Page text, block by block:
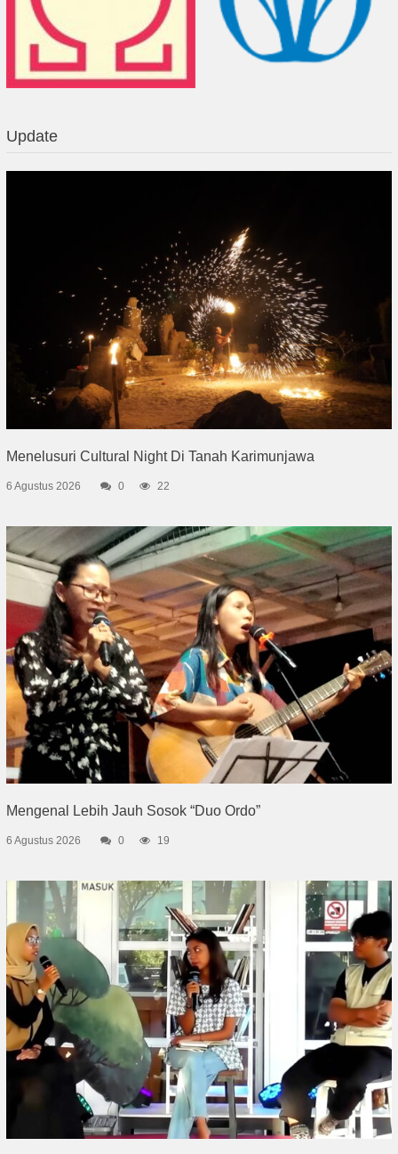
Update
Menelusuri Cultural Night Di Tanah Karimunjawa
6 Agustus 2026 0 22
Mengenal Lebih Jauh Sosok “Duo Ordo”
6 Agustus 2026 0 19